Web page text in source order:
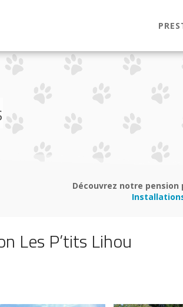
Découvrez notre
Les P’tits Lihou